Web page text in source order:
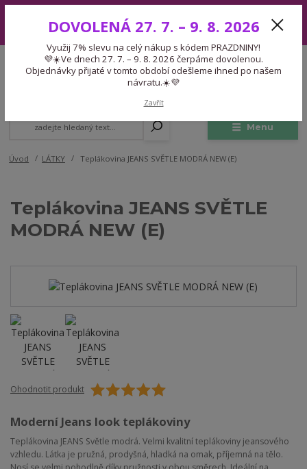
7. – 9. 8. 2026 čerpáme dovolenou. Objednávky přijaté v tomto období
odešleme ihned po našem návratu.☀️💜
Menu
CZK
Expedice 775 866 913
Po-Čt 9-15:30 Pá 9-14:30 Pauza 13-13:45
Úvod LÁTKY Teplákovina JEANS SVĚTLE MODRÁ NEW (E)
Teplákovina JEANS SVĚTLE
MODRÁ NEW (E)
Ohodnotit produkt
Moderní Jeans look teplákoviny
Teplákovina JEANS Světle modrá. Velmi kvalitní teplákoviny jeansového
vzhledu. Látka je pružná, prodyšná, hladká na omak, příjemná na tělo.
DOVOLENÁ 27. 7. – 9. 8. 2026
Využij 7% slevu na celý nákup s kódem PRAZDNINY!
💜☀️Ve dnech 27. 7. – 9. 8. 2026 čerpáme dovolenou.
Objednávky přijaté v tomto období odešleme ihned po našem
návratu.☀️💜
Zavřít